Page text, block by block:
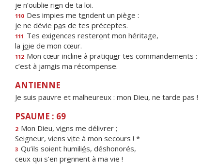
je n’oublie rien de ta loi.
110 Des impies me tendent un piège :
je ne dévie pas de tes préceptes.
111 Tes exigences resteront mon héritage,
la joie de mon cœur.
112 Mon cœur incline à pratiquer tes commandements :
c’est à jamais ma récompense.
ANTIENNE
Je suis pauvre et malheureux : mon Dieu, ne tarde pas !
PSAUME : 69
2 Mon Dieu, viens me délivrer ;
Seigneur, viens vite à mon secours ! *
3 Qu’ils soient humiliés, déshonorés,
ceux qui s’en prennent à ma vie !